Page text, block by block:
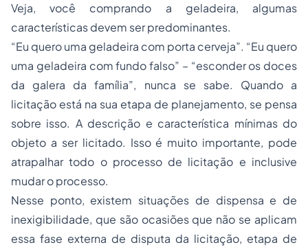
Veja, você comprando a geladeira, algumas
características devem ser predominantes.
“Eu quero uma geladeira com porta cerveja”. “Eu quero
uma geladeira com fundo falso” – “esconder os doces
da galera da família”, nunca se sabe. Quando a
licitação está na sua etapa de planejamento, se pensa
sobre isso. A descrição e característica mínimas do
objeto a ser licitado. Isso é muito importante, pode
atrapalhar todo o processo de licitação e inclusive
mudar o processo.
Nesse ponto, existem situações de dispensa e de
inexigibilidade, que são ocasiões que não se aplicam
essa fase externa de disputa da licitação, etapa de